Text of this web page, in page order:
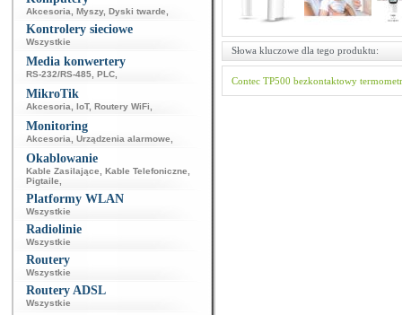
Akcesoria Myszy, Dyski twarde
Kontrolery sieciowe
Wszystkie
Media konwertery
RS-232/RS-485 PLC
MikroTik
Akcesoria IoT, Routery WiFi
Monitoring
Akcesoria Urządzenia alarmowe
Okablowanie
Kable Zasilające Kable Telefoniczne
Pigtaile
Platformy WLAN
Wszystkie
Radiolinie
Wszystkie
Routery
Wszystkie
Routery ADSL
Wszystkie
Słowa kluczowe dla tego produktu:
Contec TP500 bezkontaktowy termometr